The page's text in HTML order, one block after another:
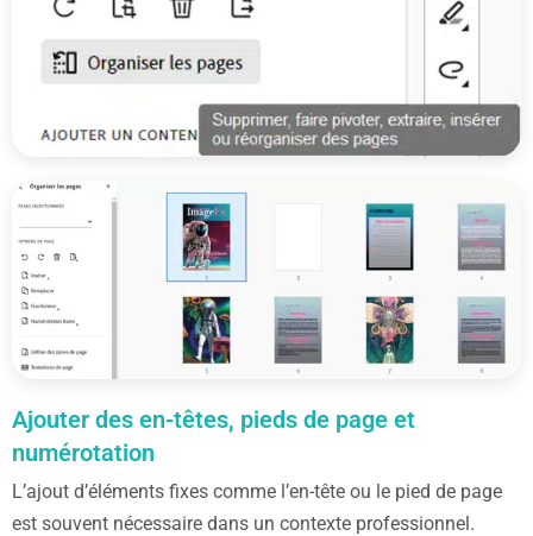
Ajouter des en-têtes, pieds de page et
numérotation
L’ajout d’éléments fixes comme l’en-tête ou le pied de page
est souvent nécessaire dans un contexte professionnel.